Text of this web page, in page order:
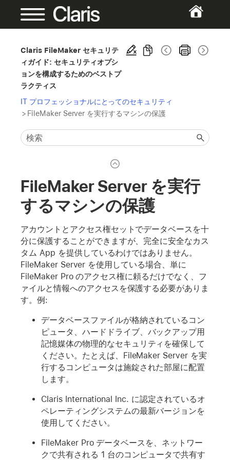
Claris FileMaker セキュリテ
ィガイド: セキュリティオプシ
ョンを構成するためのベストプ
ラクティス
IT プロフェッショナルにとってのセキュリティ
> FileMaker Server を実行するマシンの保護
FileMaker Server を実行
するマシンの保護
アカウントとアクセス権セットでデータベースを十
分に保護することができますが、完全に安全なカス
タム App を提供しているわけではありません。
FileMaker Server を使用している場合、単に
FileMaker Pro のアクセス権に頼るだけでなく、フ
ァイルと情報へのアクセスを保護する必要がありま
す。例:
データベースファイルが格納されているコン
ピュータ、ハードドライブ、バックアップ用
記憶媒体の物理的なセキュリティを確保して
ください。たとえば、FileMaker Server を実
行するコンピュータは施錠された部屋に配置
します。
Claris International Inc. に認定されているオ
ペレーティングシステムの最新バージョンを
使用してください。
FileMaker Pro データベースを、ネットワー
クで共有される 1 台のコンピュータで共有す